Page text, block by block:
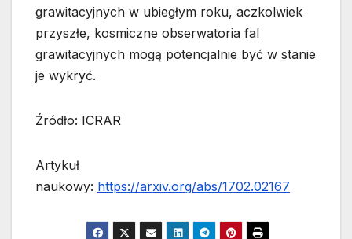
grawitacyjnych w ubiegłym roku, aczkolwiek
przyszłe, kosmiczne obserwatoria fal
grawitacyjnych mogą potencjalnie być w stanie
je wykryć.
Źródło: ICRAR
Artykuł
naukowy: https://arxiv.org/abs/1702.02167